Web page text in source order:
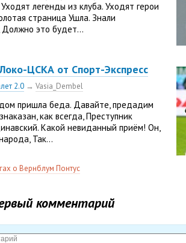
легенды из клуба. Уходят герои
страница Ушла. Знали
Должно это будет...
ЦСКА от Спорт-Экспресс
2.0 → Vasia_Dembel
пришла беда. Давайте, предадим
как всегда, Преступник
Какой невиданный приём! Он,
Так...
о Вернблум Понтус
комментарий